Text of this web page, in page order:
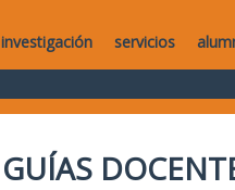
investigación servicios
GUÍAS